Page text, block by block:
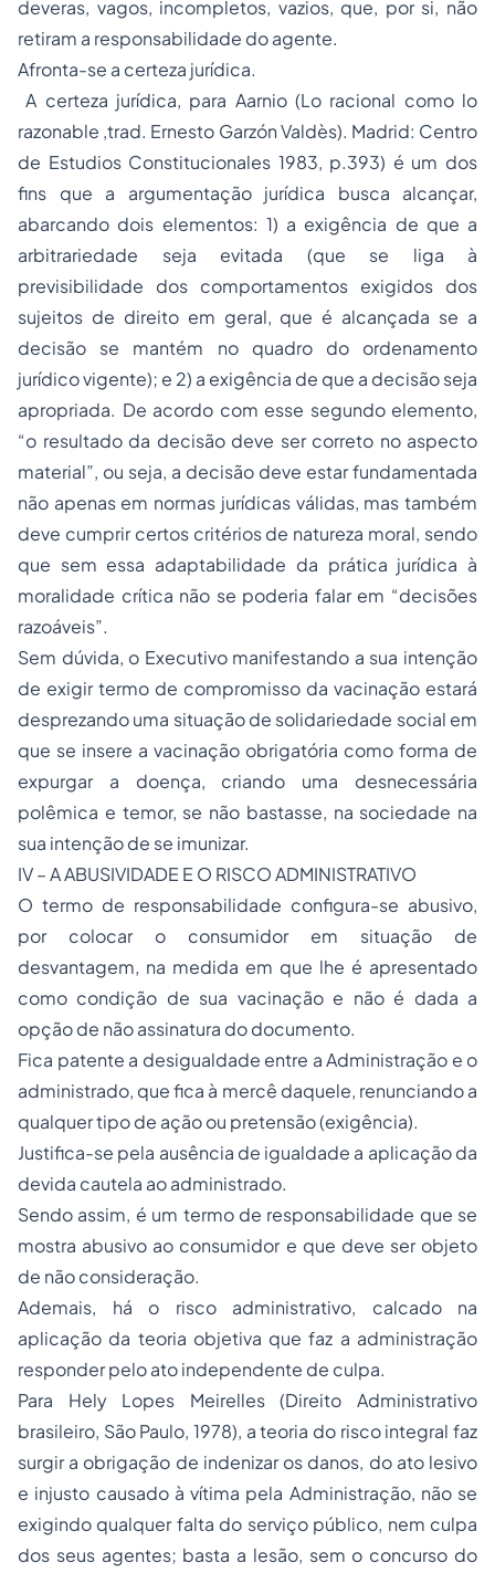
deveras, vagos, incompletos, vazios, que, por si, não
retiram a responsabilidade do agente.
Afronta-se a certeza jurídica.
A certeza jurídica, para Aarnio (Lo racional como lo
razonable ,trad. Ernesto Garzón Valdès). Madrid: Centro
de Estudios Constitucionales 1983, p.393) é um dos
fins que a argumentação jurídica busca alcançar,
abarcando dois elementos: 1) a exigência de que a
arbitrariedade seja evitada (que se liga à
previsibilidade dos comportamentos exigidos dos
sujeitos de direito em geral, que é alcançada se a
decisão se mantém no quadro do ordenamento
jurídico vigente); e 2) a exigência de que a decisão seja
apropriada. De acordo com esse segundo elemento,
“o resultado da decisão deve ser correto no aspecto
material”, ou seja, a decisão deve estar fundamentada
não apenas em normas jurídicas válidas, mas também
deve cumprir certos critérios de natureza moral, sendo
que sem essa adaptabilidade da prática jurídica à
moralidade crítica não se poderia falar em “decisões
razoáveis”.
Sem dúvida, o Executivo manifestando a sua intenção
de exigir termo de compromisso da vacinação estará
desprezando uma situação de solidariedade social em
que se insere a vacinação obrigatória como forma de
expurgar a doença, criando uma desnecessária
polêmica e temor, se não bastasse, na sociedade na
sua intenção de se imunizar.
IV – A ABUSIVIDADE E O RISCO ADMINISTRATIVO
O termo de responsabilidade configura-se abusivo,
por colocar o consumidor em situação de
desvantagem, na medida em que lhe é apresentado
como condição de sua vacinação e não é dada a
opção de não assinatura do documento.
Fica patente a desigualdade entre a Administração e o
administrado, que fica à mercê daquele, renunciando a
qualquer tipo de ação ou pretensão (exigência).
Justifica-se pela ausência de igualdade a aplicação da
devida cautela ao administrado.
Sendo assim, é um termo de responsabilidade que se
mostra abusivo ao consumidor e que deve ser objeto
de não consideração.
Ademais, há o risco administrativo, calcado na
aplicação da teoria objetiva que faz a administração
responder pelo ato independente de culpa.
Para Hely Lopes Meirelles (Direito Administrativo
brasileiro, São Paulo, 1978), a teoria do risco integral faz
surgir a obrigação de indenizar os danos, do ato lesivo
e injusto causado à vítima pela Administração, não se
exigindo qualquer falta do serviço público, nem culpa
dos seus agentes; basta a lesão, sem o concurso do